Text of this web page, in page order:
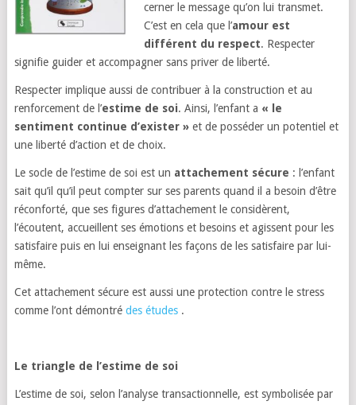
cerner le message qu’on lui transmet.
C’est en cela que l’amour est
différent du respect. Respecter
signifie guider et accompagner sans priver de liberté.
Respecter implique aussi de contribuer à la construction et au
renforcement de l’estime de soi. Ainsi, l’enfant a « le
sentiment continue d’exister »et de posséder un potentiel et
une liberté d’action et de choix.
Le socle de l’estime de soi est un attachement sécure : l’enfant
sait qu’il qu’il peut compter sur ses parents quand il a besoin d’être
réconforté, que ses figures d’attachement le considèrent,
l’écoutent, accueillent ses émotions et besoins et agissent pour les
satisfaire puis en lui enseignant les façons de les satisfaire par lui-
même.
Cet attachement sécure est aussi une protection contre le stress
comme l’ont démontrédes études.
Le triangle de l’estime de soi
L’estime de soi, selon l’analyse transactionnelle, est symbolisée par